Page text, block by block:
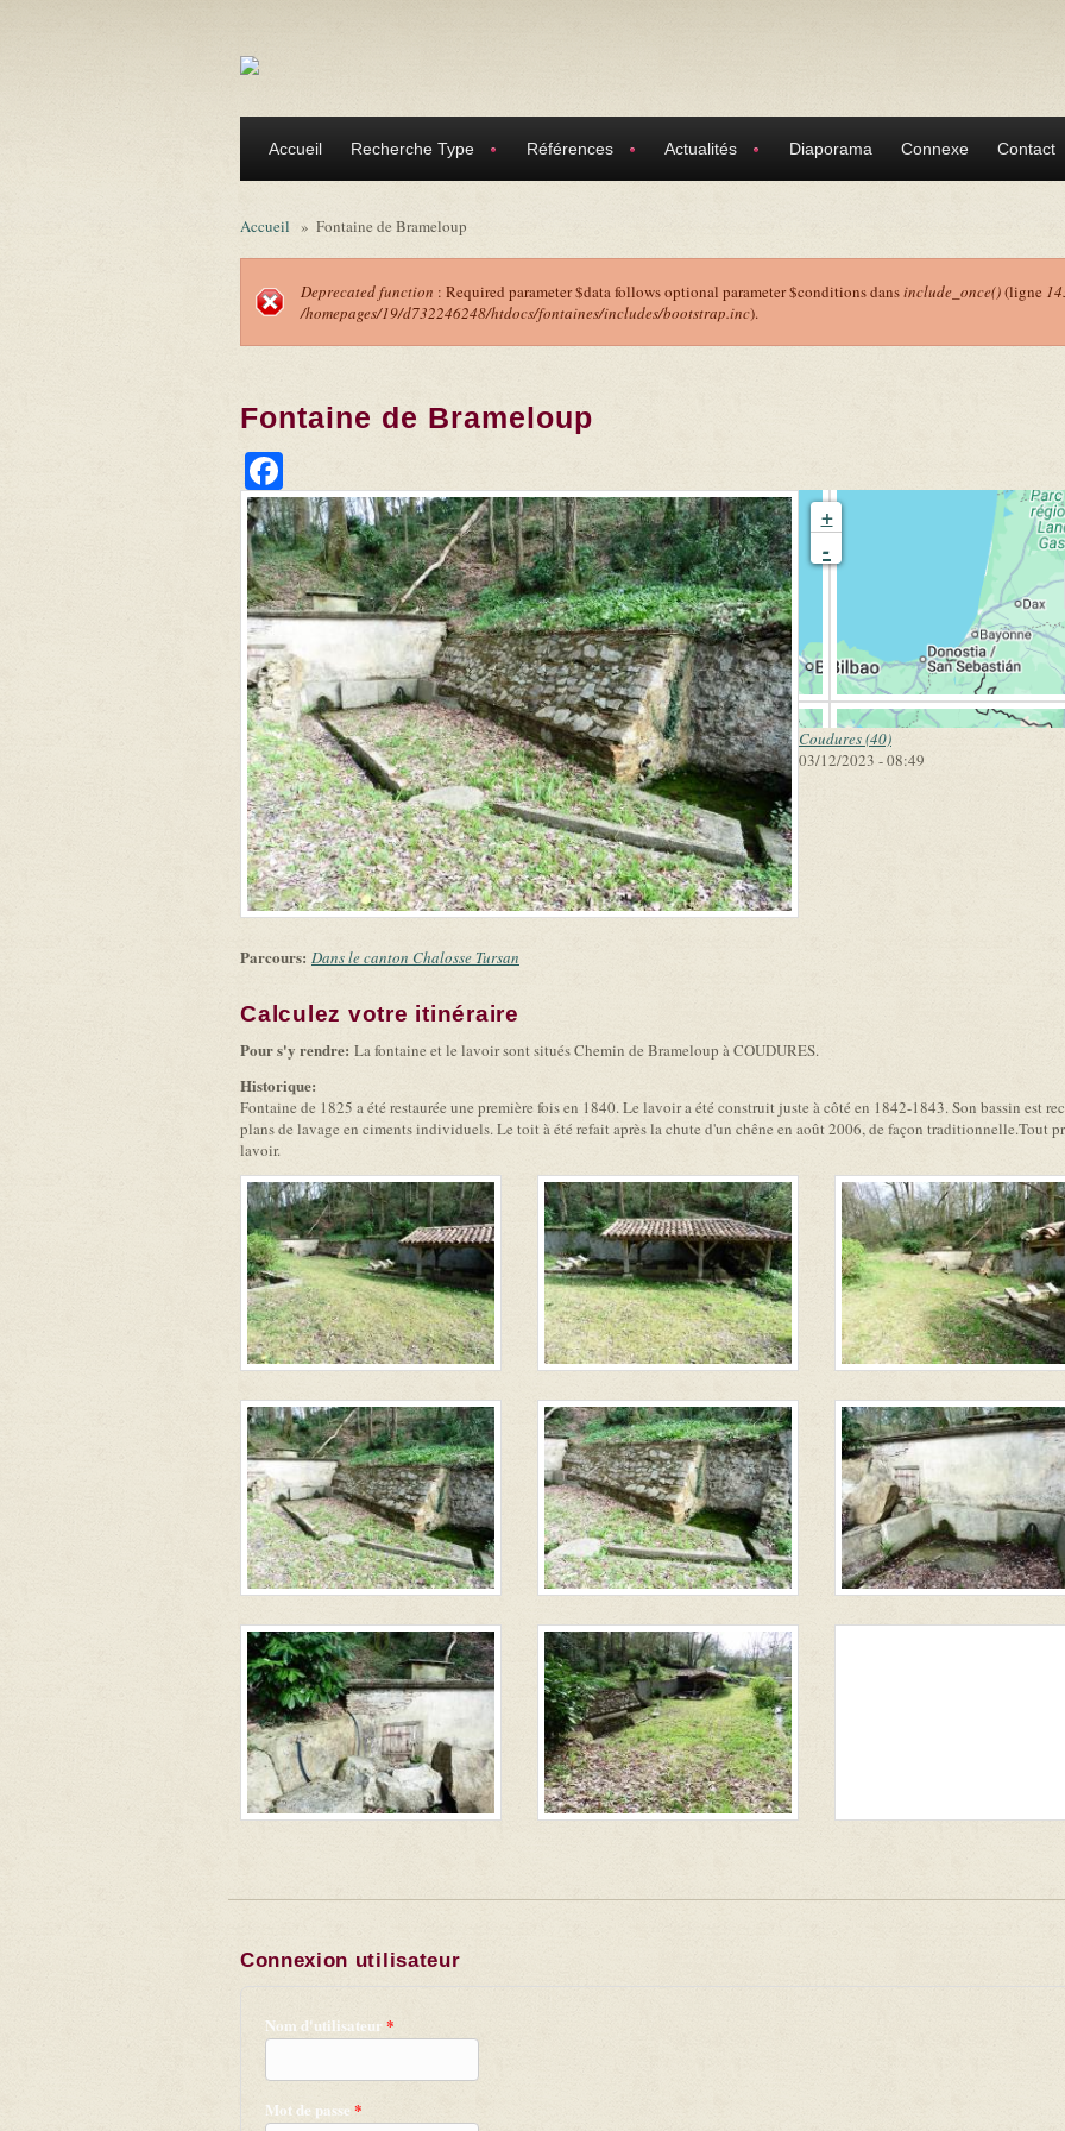
Accueil Recherche Type Références Actualités Diaporama Connexe Contact
Accueil » Fontaine de Brameloup
Message d'erreur
Deprecated function : Required parameter $data follows optional parameter $conditions dansinclude_once()(ligne
/homepages/19/d732246248/htdocs/fontaines/includes/bootstrap.inc).
Fontaine de Brameloup
+
-
Coudures (40)
03/12/2023 - 08:49
Parcours: Dans le canton Chalosse Tursan
Calculez votre itinéraire
Pour s'y rendre: La fontaine et le lavoir sont situés Chemin de Brameloup à COUDURES.
Historique:
Fontaine de 1825 a été restaurée une première fois en 1840. Le lavoir a été construit juste à côté en 1842-1843. Son bassin est
plans de lavage en ciments individuels. Le toit à été refait après la chute d'un chêne en août 2006, de façon traditionnelle.Tout
lavoir.
Connexion utilisateur
Nom d'utilisateur *
Mot de passe *